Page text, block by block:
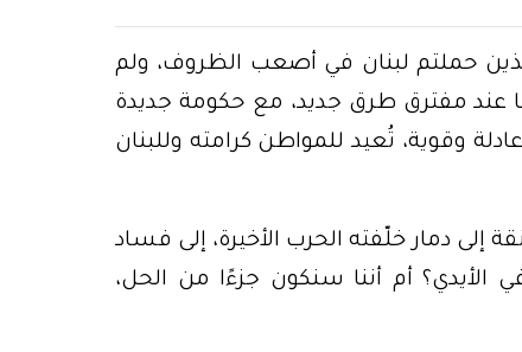
الذين حملتم لبنان في أصعب الظروف، ولم
عند مفترق طرق جديد، مع حكومة جديدة
وقوية، تُعيد للمواطن كرامته وللبنان
إلى دمار خلّفته الحرب الأخيرة، إلى فساد
أم أننا سنكون جزءًا من الحل،